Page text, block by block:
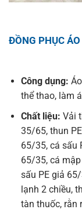
ĐỒNG PHỤC
Công dụng:
thể thao, làm
Chất liệu: Vải
35/65, thun
65/35, cá sấu
65/35, cá
sấu PE giả
lạnh 2 chiều,
tàn thuốc, rằn